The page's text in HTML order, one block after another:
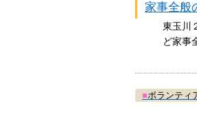
家事全般
東玉川
ど家事
■ボランティ